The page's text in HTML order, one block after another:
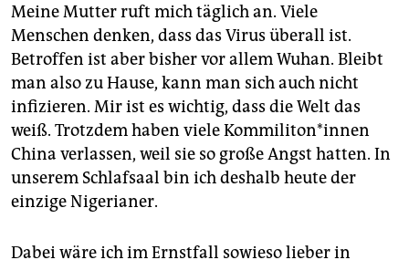
Meine Mutter ruft mich täglich an. Viele
Menschen denken, dass das Virus überall ist.
Betroffen ist aber bisher vor allem Wuhan. Bleibt
man also zu Hause, kann man sich auch nicht
infizieren. Mir ist es wichtig, dass die Welt das
weiß. Trotzdem haben viele Kommiliton*innen
China verlassen, weil sie so große Angst hatten. In
unserem Schlafsaal bin ich deshalb heute der
einzige Nigerianer.
Dabei wäre ich im Ernstfall sowieso lieber in